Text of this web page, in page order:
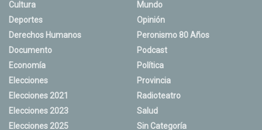
Cultura
Deportes
Derechos Humanos
Documento
Economía
Elecciones
Elecciones 2021
Elecciones 2023
Elecciones 2025
Mundo
Opinión
Peronismo 80 Años
Podcast
Política
Provincia
Radioteatro
Salud
Sin Categoría